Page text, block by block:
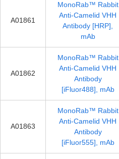
A01861
MonoRab™ Rabbit
Anti-Camelid VHH
Antibody [HRP],
mAb
A01862
MonoRab™ Rabbit
Anti-Camelid VHH
Antibody
[iFluor488], mAb
A01863
MonoRab™ Rabbit
Anti-Camelid VHH
Antibody
[iFluor555], mAb